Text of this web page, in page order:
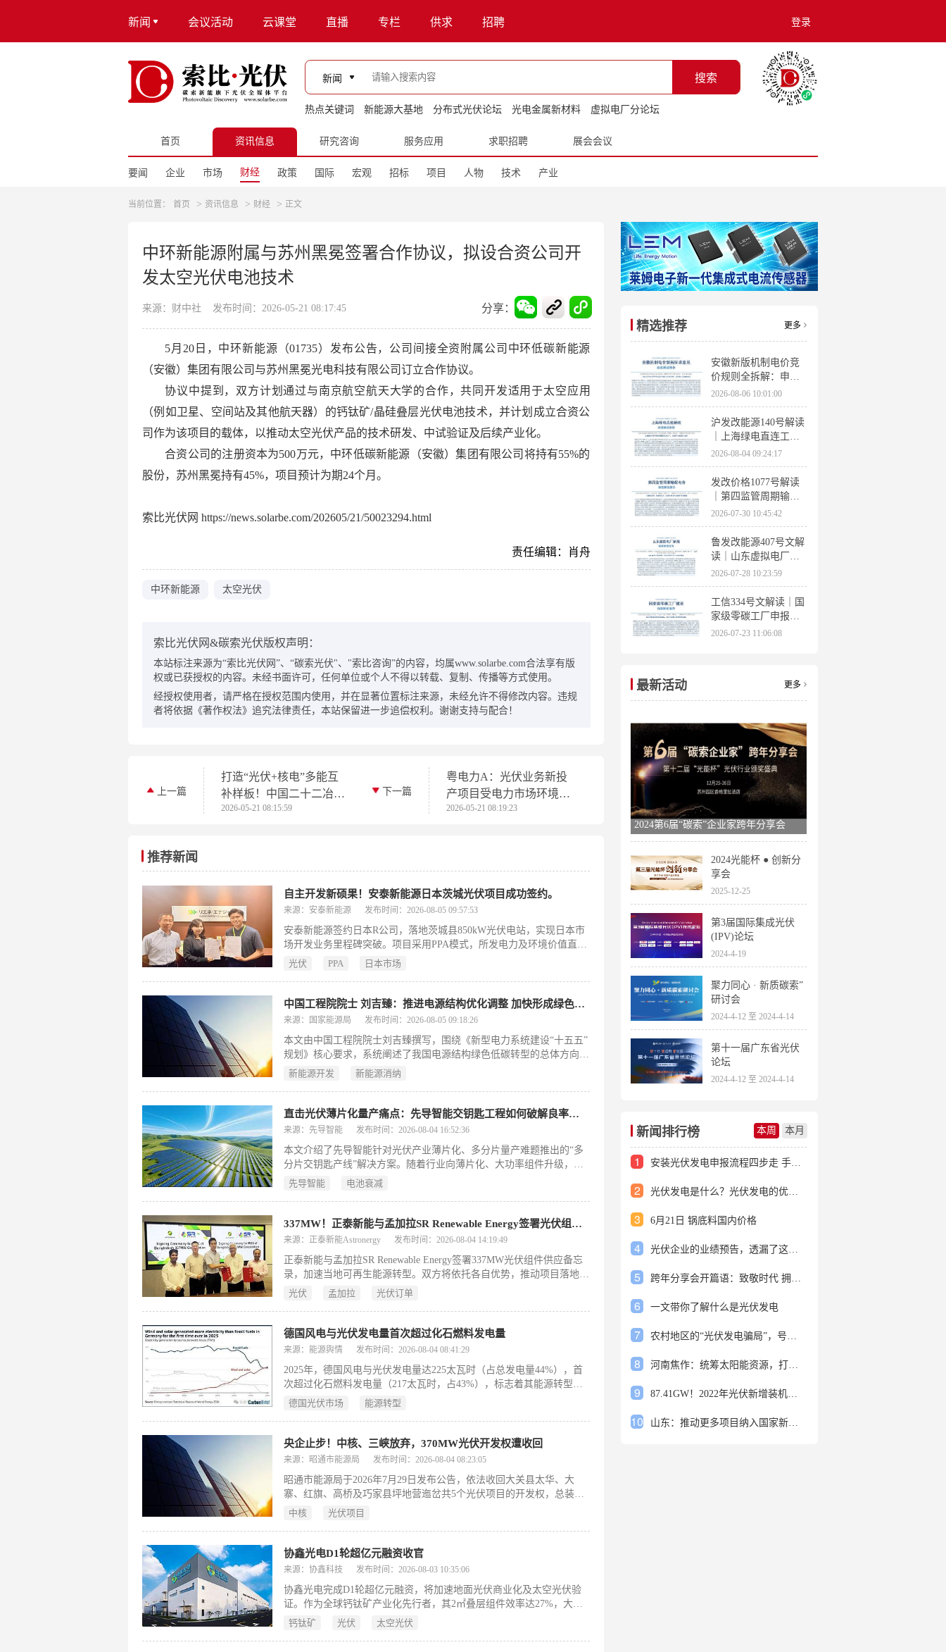
新闻 会议活动 云课堂 直播 专栏 供求 招聘 登录
新闻 搜索
热点关键词 新能源大基地 分布式光伏论坛 光电金属新材料 虚拟电厂分论坛
首页 资讯信息 研究咨询 服务应用 求职招聘 展会会议
要闻 企业 市场 财经 政策 国际 宏观 招标 项目 人物 技术 产业
当前位置： 首页 > 资讯信息 > 财经 > 正文
中环新能源附属与苏州黑冕签署合作协议，拟设合资公司开
发太空光伏电池技术
来源：财中社 发布时间：2026-05-21 08:17:45 分享：
5月20日，中环新能源（01735）发布公告，公司间接全资附属公司中环低碳新能源
（安徽）集团有限公司与苏州黑冕光电科技有限公司订立合作协议。
协议中提到，双方计划通过与南京航空航天大学的合作，共同开发适用于太空应用
（例如卫星、空间站及其他航天器）的钙钛矿/晶硅叠层光伏电池技术，并计划成立合资公
司作为该项目的载体，以推动太空光伏产品的技术研发、中试验证及后续产业化。
合资公司的注册资本为500万元，中环低碳新能源（安徽）集团有限公司将持有55%的
股份，苏州黑冕持有45%，项目预计为期24个月。
索比光伏网 https://news.solarbe.com/202605/21/50023294.html
责任编辑：肖舟
中环新能源 太空光伏
索比光伏网&碳索光伏版权声明：
本站标注来源为“索比光伏网”、“碳索光伏"、"索比咨询”的内容，均属www.solarbe.com合法享有版
权或已获授权的内容。未经书面许可，任何单位或个人不得以转载、复制、传播等方式使用。
经授权使用者，请严格在授权范围内使用，并在显著位置标注来源，未经允许不得修改内容。违规
者将依据《著作权法》追究法律责任，本站保留进一步追偿权利。谢谢支持与配合！
上一篇
打造“光伏+核电”多能互
补样板！中国二十二冶承
建的国内最大规模海上光
2026-05-21 08:15:59
下一篇
粤电力A：光伏业务新投
产项目受电力市场环境及
政策影响，发电产能及效
2026-05-21 08:19:23
推荐新闻
自主开发新硕果！安泰新能源日本茨城光伏项目成功签约。
来源：安泰新能源 发布时间：2026-08-05 09:57:53
安泰新能源签约日本R公司，落地茨城县850kW光伏电站，实现日本市
场开发业务里程碑突破。项目采用PPA模式，所发电力及环境价值直供
终端企业，助力碳中和。双方将联合开发、持续供能，目标2030财年末
光伏 PPA 日本市场
中国工程院院士 刘吉臻：推进电源结构优化调整 加快形成绿色低碳的电力供给格局
来源：国家能源局 发布时间：2026-08-05 09:18:26
本文由中国工程院院士刘吉臻撰写，围绕《新型电力系统建设“十五五”
规划》核心要求，系统阐述了我国电源结构绿色低碳转型的总体方向与
实施路径。文章指出，“十五五”是我国实现碳达峰的关键期，须统筹发
体”；分类推进风电、光伏等新能源多场景开发与消纳，强化跨区外送
与就地利用协同；科学开发水电、积极安全有序发展核电、因地制宜发
造，兼顾兜底保障与深度减排，并探索煤电与新能源融合、零碳燃料掺
烧及CCUS等前沿技术路径，全面支撑绿色低碳电力供给体系加快形
成。（199字）
新能源开发 新能源消纳
直击光伏薄片化量产痛点：先导智能交钥匙工程如何破解良率与效率的双重困局
来源：先导智能 发布时间：2026-08-04 16:52:36
本文介绍了先导智能针对光伏产业薄片化、多分片量产难题推出的“多
分片交钥匙产线”解决方案。随着行业向薄片化、大功率组件升级，激
光分片易碎片、边缘损伤导致电池衰减、高速串焊精度与产能难以兼顾
（≥10000片/小时）和串焊机（16000片/小时）均实现高产能与高良率
协同；通过多重视觉检测、柔性夹持、边缘钝化及数据互联，有效控碎
运维及技术兼容四方面提升长期效益，整线稼动率≥98.5%，年均串焊
机维护费低于6万元，并支持新型电池与多规格快速切换，助力多分片
技术规模化落地。（199字）
先导智能 电池衰减
337MW！正泰新能与孟加拉SR Renewable Energy签署光伏组件合作备忘录
来源：正泰新能Astronergy 发布时间：2026-08-04 14:19:49
正泰新能与孟加拉SR Renewable Energy签署337MW光伏组件供应备忘
录，加速当地可再生能源转型。双方将依托各自优势，推动项目落地，
助力孟加拉实现2030年可再生能源占比20%的目标。此次合作标志着正
光伏 孟加拉 光伏订单
德国风电与光伏发电量首次超过化石燃料发电量
来源：能源舆情 发布时间：2026-08-04 08:41:29
2025年，德国风电与光伏发电量达225太瓦时（占总发电量44%），首
次超过化石燃料发电量（217太瓦时，占43%），标志着其能源转型
（Energiewende）的重要里程碑。这一进展源于二十年来风光装机的持
2035年建成基本气候中和的电力系统；2045年实现全经济领域净零排
放。为支撑转型，2025年新增风光装机创纪录达20.8吉瓦。当前挑战包
向绿氢运行，以及德国选择党等政治力量对转型路径的反对。8月即将
发布的退煤时间表评估报告，将成为检验政策执行力的关键节点。
（199字）
德国光伏市场 能源转型
央企止步！中核、三峡放弃，370MW光伏开发权遭收回
来源：昭通市能源局 发布时间：2026-08-04 08:23:05
昭通市能源局于2026年7月29日发布公告，依法收回大关县太华、大
寨、红旗、高桥及巧家县坪地营迤岔共5个光伏项目的开发权，总装机
容量达37万千瓦（370MW）。这些项目原由中核汇能（陕西）能源有
间。因中选企业主动放弃投资开发，依据相关规定，昭通市能源局决定
终止其开发权。公告明确，后续将重新组织上述项目的公开招标，具体
中核 光伏项目
协鑫光电D1轮超亿元融资收官
来源：协鑫科技 发布时间：2026-08-03 10:35:06
协鑫光电完成D1轮超亿元融资，将加速地面光伏商业化及太空光伏验
证。作为全球钙钛矿产业化先行者，其2㎡叠层组件效率达27%，大面
积叠层效率突破30.23%，柔性组件创世界纪录，并获IEC双标认证，开
钙钛矿 光伏 太空光伏
精选推荐 更多
安徽新版机制电价竞
价规则全拆解：申报
条件、保函罚则、出
清机制、聚合商门槛
2026-08-06 10:01:00
沪发改能源140号解读
｜上海绿电直连工作
方案 申报条件、源荷
指标、场景优先级全
梳理
2026-08-04 09:24:17
发改价格1077号解读
｜第四监管周期输配
电价落地 电量电价下
调容量电价上调
2026-07-30 10:45:42
鲁发改能源407号文解
读｜山东虚拟电厂管
理办法全文 分布式光
伏打包入市规则详解
2026-07-28 10:23:59
工信334号文解读｜国
家级零碳工厂申报条
件、三大硬性指标、
2026-07-23 11:06:08
最新活动 更多
2024第6届“碳索”企业家跨年分享会
2024光能杯 ● 创新分
享会
2025-12-25
第3届国际集成光伏
(IPV)论坛
2024-4-19
聚力同心 · 新质碳索”
研讨会
2024-4-12 至 2024-4-14
第十一届广东省光伏
论坛
2024-4-12 至 2024-4-14
新闻排行榜 本周 本月
1 安装光伏发电申报流程四步走 手把手教你装起光伏电站
2 光伏发电是什么？光伏发电的优缺点有哪些？
3 6月21日 锅底料国内价格
4 光伏企业的业绩预告，透漏了这些信号
5 跨年分享会开篇语：致敬时代 拥抱变革
6 一文带你了解什么是光伏发电
7 农村地区的“光伏发电骗局”，号称能用屋顶赚钱，不少人已经上当
8 河南焦作：统筹太阳能资源，打造百万千瓦级光伏基地
9 87.41GW！2022年光伏新增装机规模发布
10 山东：推动更多项目纳入国家新增风光大基地项目